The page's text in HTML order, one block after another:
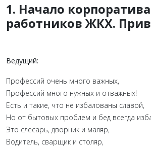
1. Начало
работников ЖКХ.
Ведущий:
Профессий очень много важных,
Профессий много нужных и отважных!
Есть и такие, что не избалованы славой,
Но от бытовых проблем и бед всегда
Это слесарь, дворник и маляр,
Водитель, сварщик и столяр,